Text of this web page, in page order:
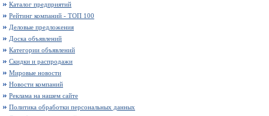
Каталог предприятий
Рейтинг компаний - ТОП 100
Деловые предложения
Доска объявлений
Категории объявлений
Скидки и распродажи
Мировые новости
Новости компаний
Реклама на нашем сайте
Политика обработки персональных данных